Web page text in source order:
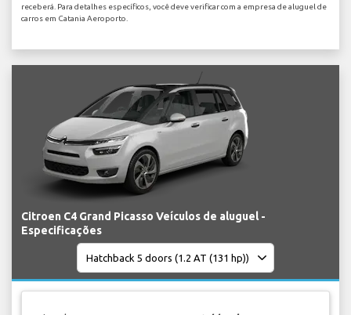
receberá. Para detalhes específicos, você deve verificar com a empresa de aluguel de
carros em Catania Aeroporto.
Citroen C4 Grand Picasso Veículos de aluguel -
Especificações